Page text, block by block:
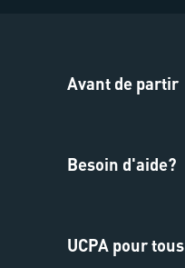
Avant de partir
Besoin d'aide?
UCPA pour tous